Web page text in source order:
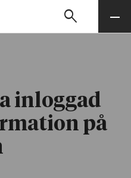
Söksearch Meny
inloggad
på